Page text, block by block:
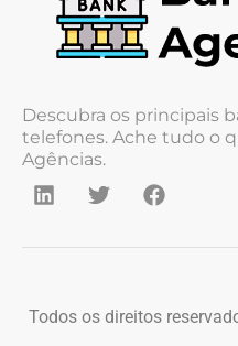
Descubra os principais
telefones. Ache tudo o
Agências.
Todos os direitos